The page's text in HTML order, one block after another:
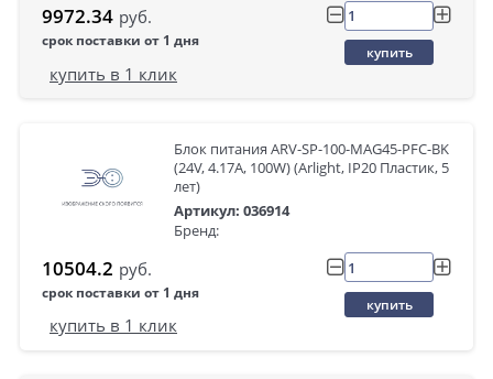
9972.34 руб.
срок поставки от 1 дня
купить
купить в 1 клик
Блок питания ARV-SP-100-MAG45-PFC-BK
(24V, 4.17A, 100W) (Arlight, IP20 Пластик, 5
лет)
Артикул: 036914
Бренд:
10504.2 руб.
срок поставки от 1 дня
купить
купить в 1 клик